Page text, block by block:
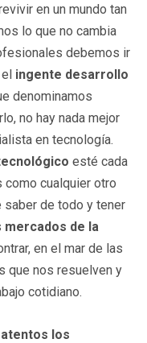
en un mundo tan
lo que no cambia
debemos ir
ingente desarrollo
denominamos
no hay nada mejor
en tecnología.
esté cada
cualquier otro
saber de todo y tener
mercados de la
en el mar de las
que nos resuelven y
cotidiano.
los